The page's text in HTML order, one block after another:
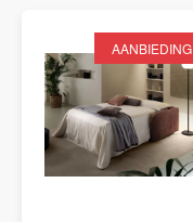
AANBIEDING